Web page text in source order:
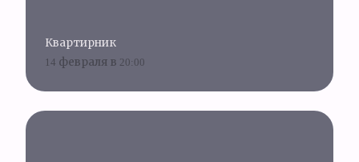
Квартирник
14 февраля в 20:00